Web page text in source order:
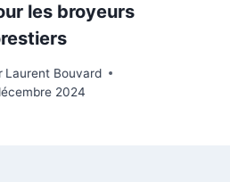
les broyeurs
Laurent Bouvard
2024